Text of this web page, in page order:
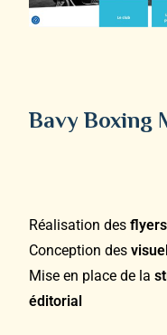
Bavy Boxing
Réalisation desflyers
Conception des
Mise en place de la
éditorial